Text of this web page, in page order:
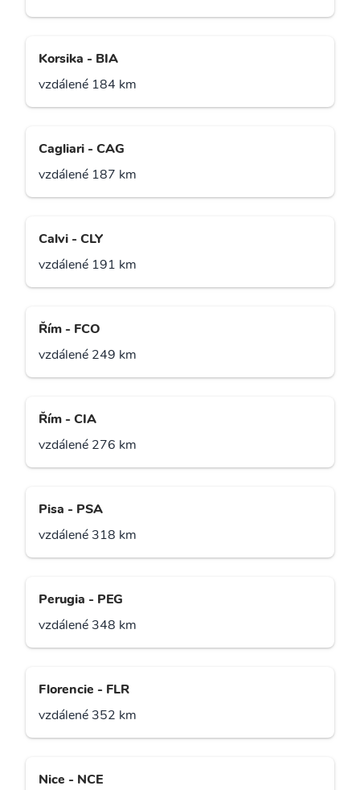
Korsika - BIA
vzdálené 184 km
Cagliari - CAG
vzdálené 187 km
Calvi - CLY
vzdálené 191 km
Řím - FCO
vzdálené 249 km
Řím - CIA
vzdálené 276 km
Pisa - PSA
vzdálené 318 km
Perugia - PEG
vzdálené 348 km
Florencie - FLR
vzdálené 352 km
Nice - NCE